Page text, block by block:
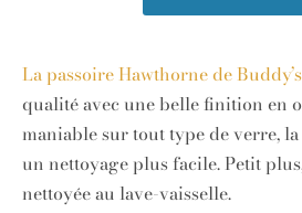
La passoire Hawthorne de
qualité avec une belle finition en
maniable sur tout type de verre,
un nettoyage plus facile. Petit
nettoyée au lave-vaisselle.